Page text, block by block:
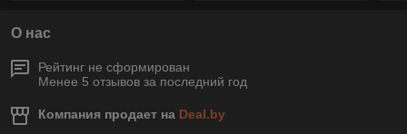
О нас
Рейтинг не сформирован
Менее 5 отзывов за последний год
Компания продает на Deal.by